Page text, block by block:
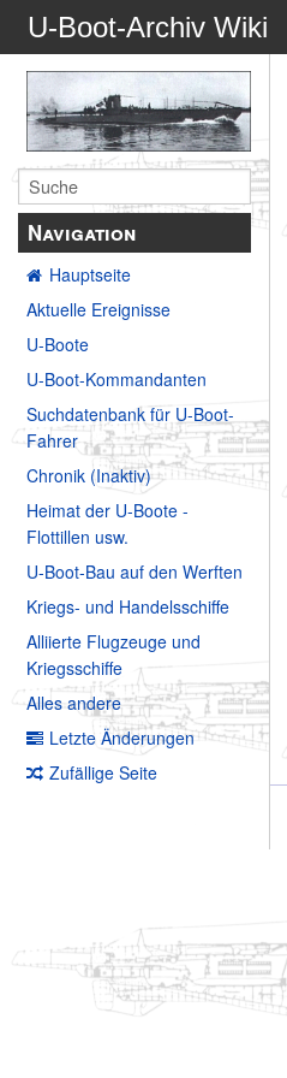
U-Boot-Archiv Wiki
Navigation
Hauptseite
Aktuelle Ereignisse
U-Boote
U-Boot-Kommandanten
Suchdatenbank für U-Boot-
Fahrer
Chronik (Inaktiv)
Heimat der U-Boote -
Flottillen usw.
U-Boot-Bau auf den Werften
Kriegs- und Handelsschiffe
Alliierte Flugzeuge und
Kriegsschiffe
Alles andere
Letzte Änderungen
Zufällige Seite